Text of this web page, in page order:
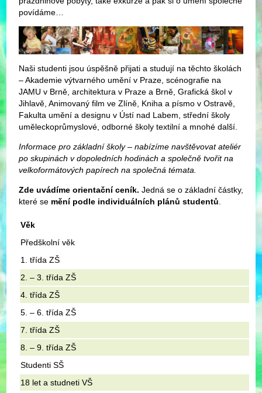
povídáme…
Naši studenti jsou úspěšně přijati a studují na těchto školách
– Akademie výtvarného umění v Praze, scénografie na
JAMU v Brně, architektura v Praze a Brně, Grafická škol v
Jihlavě, Animovaný film ve Zlíně, Kniha a písmo v Ostravě,
Fakulta umění a designu v Ústí nad Labem, střední školy
uměleckoprůmyslové, odborné školy textilní a mnohé další.
Informace pro základní školy – nabízíme navštěvovat ateliér
po skupinách v dopoledních hodinách a společně tvořit na
velkoformátových papírech na společná témata.
Zde uvádíme orientační ceník. Jedná se o základní částky,
které se mění podle individuálních plánů studentů
Věk
Předškolní věk
1. třída ZŠ
2. – 3. třída ZŠ
4. třída ZŠ
5. – 6. třída ZŠ
7. třída ZŠ
8. – 9. třída ZŠ
Studenti SŠ
18 let a studneti VŠ